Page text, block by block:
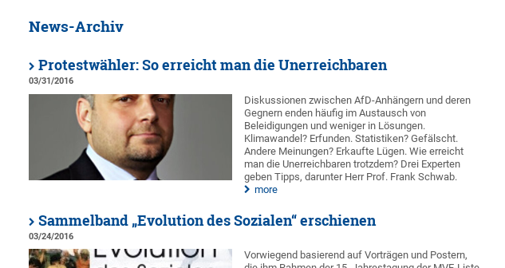
News-Archiv
Protestwähler: So erreicht man die Unerreichbaren
03/31/2016
Diskussionen zwischen AfD-Anhängern und deren
Gegnern enden häufig im Austausch von
Beleidigungen und weniger in Lösungen.
Klimawandel? Erfunden. Statistiken? Gefälscht.
Andere Meinungen? Erkaufte Lügen. Wie erreicht
man die Unerreichbaren trotzdem? Drei Experten
geben Tipps, darunter Herr Prof. Frank Schwab.
more
Sammelband „Evolution des Sozialen“ erschienen
03/24/2016
Vorwiegend basierend auf Vorträgen und Postern,